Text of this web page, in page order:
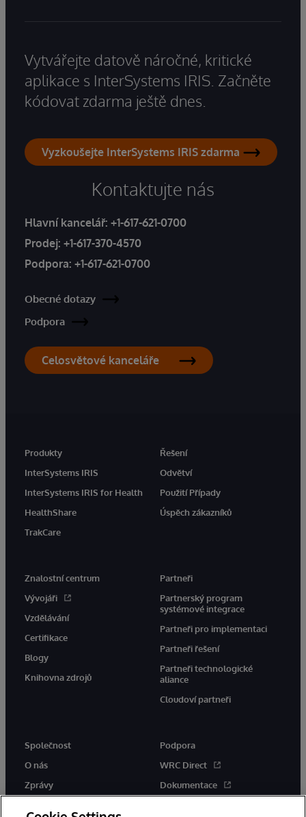
Vytvářejte datově náročné, kritické
aplikace s InterSystems IRIS. Začněte
kódovat zdarma ještě dnes.
Vyzkoušejte InterSystems IRIS zdarma
Kontaktujte nás
Hlavní kancelář: +1-617-621-0700
Prodej: +1-617-370-4570
Podpora: +1-617-621-0700
Obecné dotazy
Podpora
Celosvětové kanceláře
Produkty
InterSystems IRIS
InterSystems IRIS for Health
HealthShare
TrakCare
Řešení
Odvětví
Použití Případy
Úspěch zákazníků
Znalostní centrum
Vývojáři
Vzdělávání
Certifikace
Blogy
Knihovna zdrojů
Partneři
Partnerský program
systémové integrace
Partneři pro implementaci
Partneři řešení
Partneři technologické
aliance
Cloudoví partneři
Společnost
O nás
Zprávy
Podpora
WRC Direct
Dokumentace